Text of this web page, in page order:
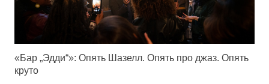
«Бар „Эдди“»: Опять Шазелл. Опять про джаз. Опять
круто